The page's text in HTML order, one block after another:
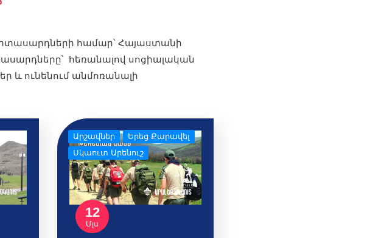
համար՝ Հայաստանի
հեռանալով սոցիալական
և ունենում անմոռանալի
12
Մյս
Արշավներ
Երեց Քարավել
Սկաուտ Արենուշ